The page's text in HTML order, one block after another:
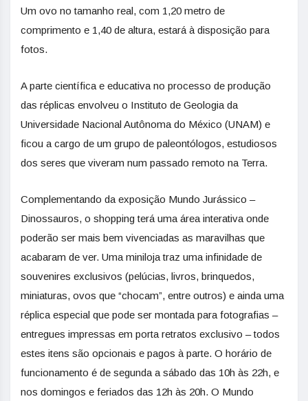
Um ovo no tamanho real, com 1,20 metro de
comprimento e 1,40 de altura, estará à disposição para
fotos.
A parte científica e educativa no processo de produção
das réplicas envolveu o Instituto de Geologia da
Universidade Nacional Autônoma do México (UNAM) e
ficou a cargo de um grupo de paleontólogos, estudiosos
dos seres que viveram num passado remoto na Terra.
Complementando da exposição Mundo Jurássico –
Dinossauros, o shopping terá uma área interativa onde
poderão ser mais bem vivenciadas as maravilhas que
acabaram de ver. Uma miniloja traz uma infinidade de
souvenires exclusivos (pelúcias, livros, brinquedos,
miniaturas, ovos que “chocam”, entre outros) e ainda uma
réplica especial que pode ser montada para fotografias –
entregues impressas em porta retratos exclusivo – todos
estes itens são opcionais e pagos à parte. O horário de
funcionamento é de segunda a sábado das 10h às 22h, e
nos domingos e feriados das 12h às 20h. O Mundo